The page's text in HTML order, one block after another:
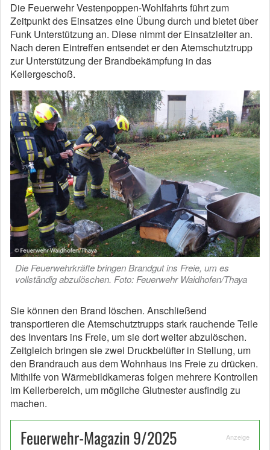
Die Feuerwehr Vestenpoppen-Wohlfahrts führt zum
Zeitpunkt des Einsatzes eine Übung durch und bietet über
Funk Unterstützung an. Diese nimmt der Einsatzleiter an.
Nach deren Eintreffen entsendet er den Atemschutztrupp
zur Unterstützung der Brandbekämpfung in das
Kellergeschoß.
Die Feuerwehrkräfte bringen Brandgut ins Freie, um es
vollständig abzulöschen. Foto: Feuerwehr Waidhofen/Thaya
Sie können den Brand löschen. Anschließend
transportieren die Atemschutztrupps stark rauchende Teile
des Inventars ins Freie, um sie dort weiter abzulöschen.
Zeitgleich bringen sie zwei Druckbelüfter in Stellung, um
den Brandrauch aus dem Wohnhaus ins Freie zu drücken.
Mithilfe von Wärmebildkameras folgen mehrere Kontrollen
im Kellerbereich, um mögliche Glutnester ausfindig zu
machen.
Feuerwehr-Magazin 9/2025 Anzeige